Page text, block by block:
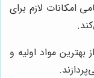
امکانات لازم برای
بهترین مواد اولیه و